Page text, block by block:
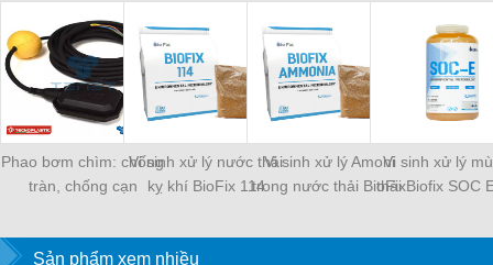
Phao bơm chìm: chống
tràn, chống cạn
Vi sinh xử lý nước thải
kỵ khí BioFix 114
Vi sinh xử lý Amoni
trong nước thải BioFix
Vi sinh xử lý
thải Biofix SOC
Sản phẩm xem nhiều